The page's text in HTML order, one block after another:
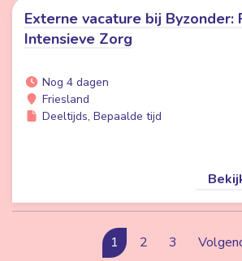
Externe vacature bij
Intensieve Zorg
Nog 4 dagen
Friesland
Deeltijds, Bepaalde tijd
1 2 3